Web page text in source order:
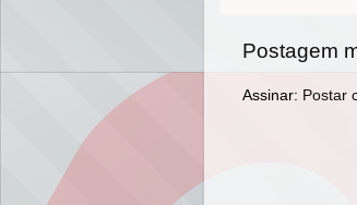
Postagem
Assinar: Postar